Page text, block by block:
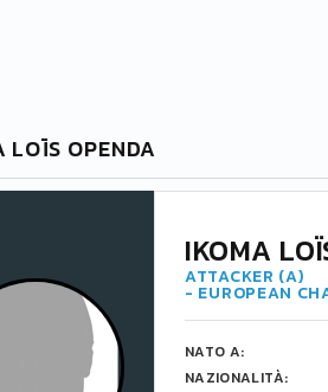
LOÏS OPENDA
IKOMA
ATTACKER (A)
- EUROPEAN
NATO A:
NAZIONALITÀ: